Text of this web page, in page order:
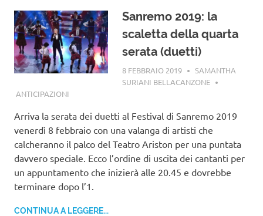
Sanremo 2019: la
scaletta della quarta
serata (duetti)
8 FEBBRAIO 2019
SAMANTHA
SURIANI BELLACANZONE
ANTICIPAZIONI
Arriva la serata dei duetti al Festival di Sanremo 2019
venerdì 8 febbraio con una valanga di artisti che
calcheranno il palco del Teatro Ariston per una puntata
davvero speciale. Ecco l’ordine di uscita dei cantanti per
un appuntamento che inizierà alle 20.45 e dovrebbe
terminare dopo l’1.
CONTINUA A LEGGERE...